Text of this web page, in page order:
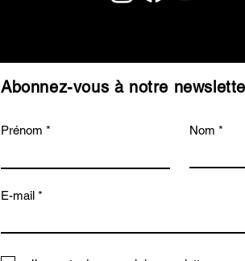
Abonnez-vous à notre
Prénom Nom
E-mail